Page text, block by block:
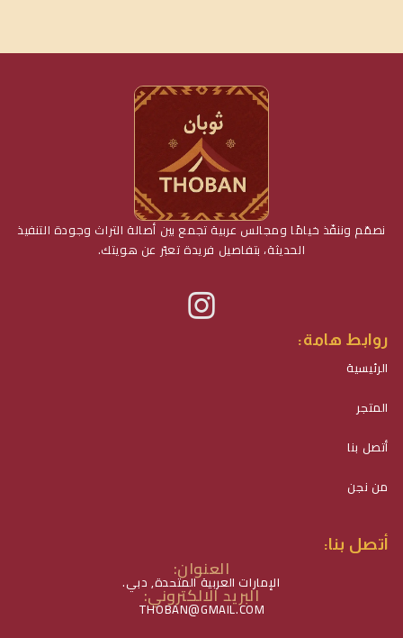
نصمّم وننفّذ خيامًا ومجالس عربية تجمع بين أصالة التراث وجودة التنفيذ
الحديثة، بتفاصيل فريدة تعبّر عن هويتك.
أتصل بنا:
العنوان:
الإمارات العربية المتحدة, دبي.
البريد الالكتروني:
THOBAN@GMAIL.COM
روابط هامة:
الرئيسية
المتجر
أتصل بنا
من نجن